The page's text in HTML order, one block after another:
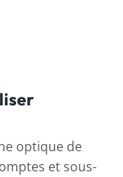
optique de
et sous-